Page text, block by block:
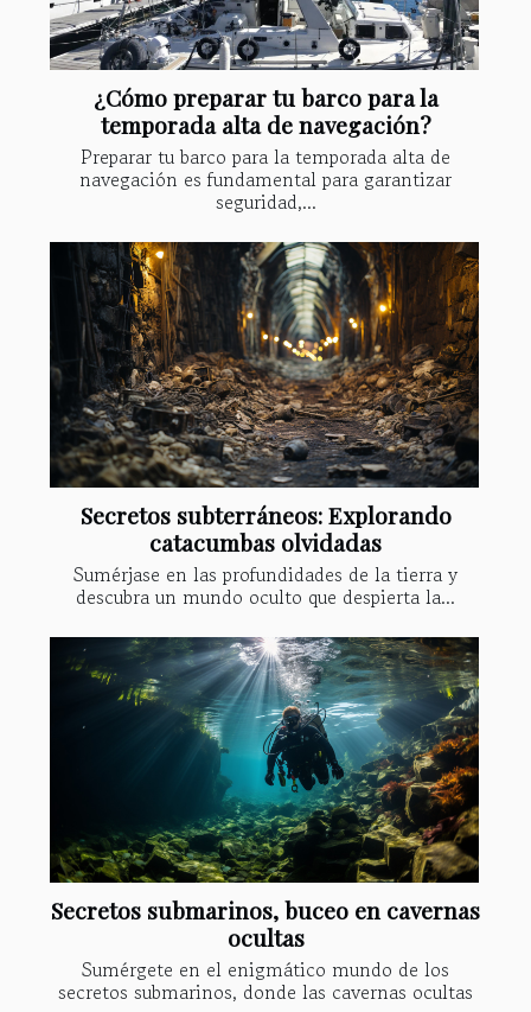
¿Cómo preparar tu barco para la
temporada alta de navegación?
Preparar tu barco para la temporada alta de
navegación es fundamental para garantizar
seguridad,...
Secretos subterráneos: Explorando
catacumbas olvidadas
Sumérjase en las profundidades de la tierra y
descubra un mundo oculto que despierta la...
Secretos submarinos, buceo en cavernas
ocultas
Sumérgete en el enigmático mundo de los
secretos submarinos, donde las cavernas ocultas